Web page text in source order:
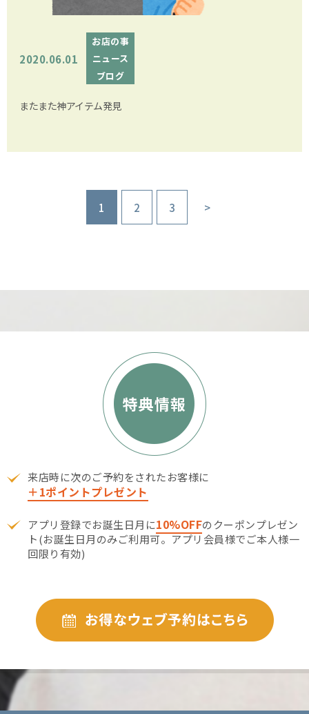
2020.06.01
お店の事
ニュース
ブログ
またまた神アイテム発見
1 2 3 >
来店時に次のご予約をされたお客様に
＋1ポイントプレゼント
アプリ登録でお誕生日月に10%OFFのクーポンプレゼン
ト(お誕生日月のみご利用可。アプリ会員様でご本人様一
回限り有効)